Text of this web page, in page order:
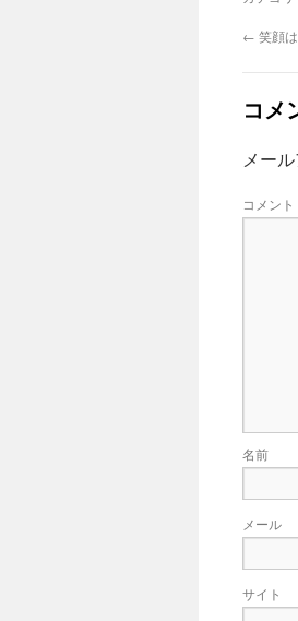
← 笑顔
コメ
メー
コメント
名前
メール
サイト